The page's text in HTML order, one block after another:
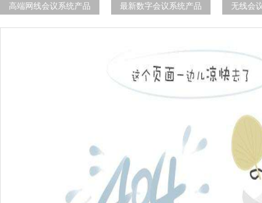
高端网线会议系统产品 最新数字会议系统产品 无线会